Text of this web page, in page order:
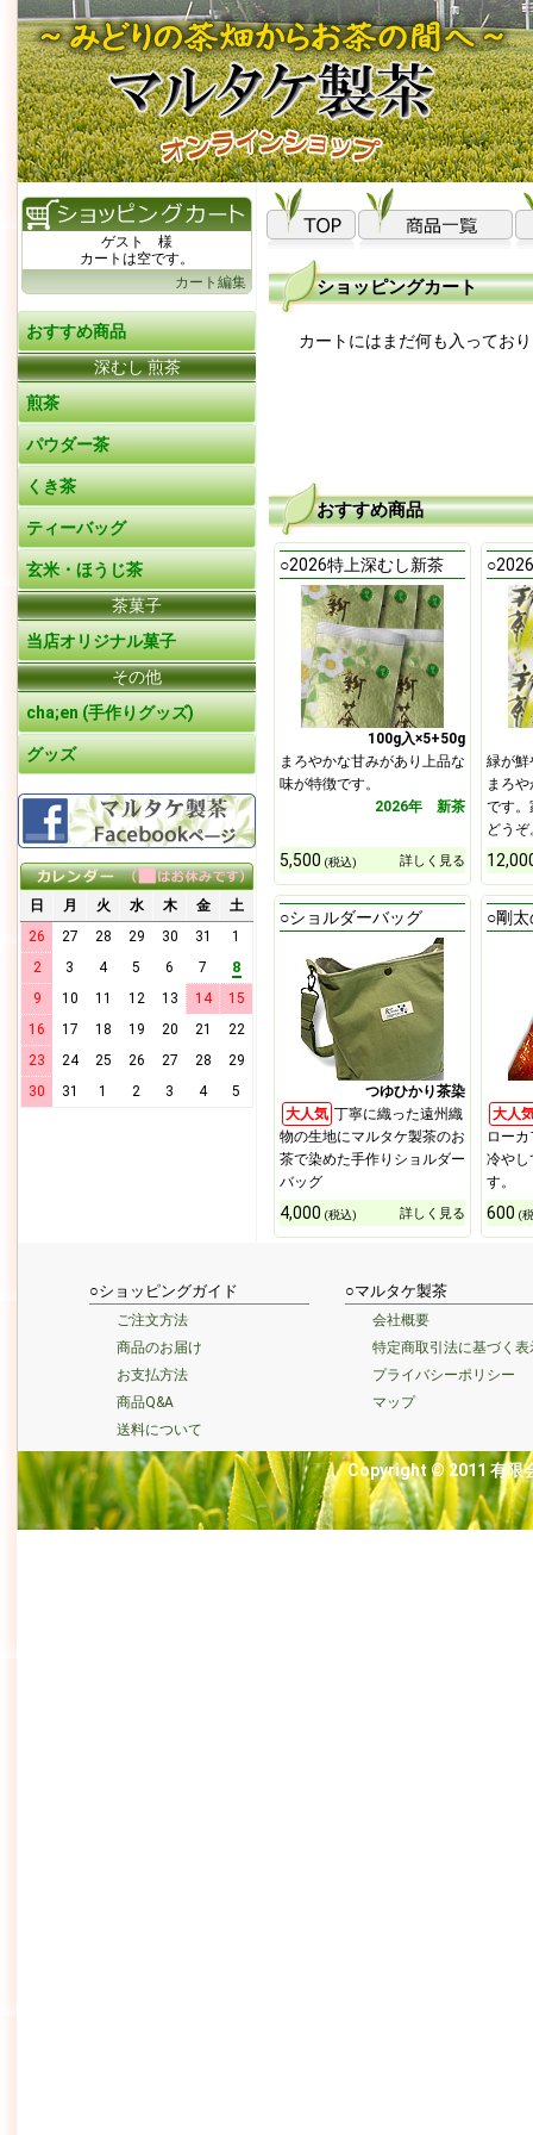
ゲスト 様
カートは空です。
カート編集
おすすめ商品
深むし 煎茶
煎茶
パウダー茶
くき茶
ティーバッグ
玄米・ほうじ茶
茶菓子
当店オリジナル菓子
その他
cha;en (手作りグッズ)
グッズ
日 月 火 水 木 金
土
26
27 28 29 30 31
1
2
3 4 5 6 7 8
9 10 11 12 13 14
15
16
17 18 19 20 21
22
23
24 25 26 27 28
29
30
31 1 2 3 4 5
ショッピングカート
カートにはまだ何も入ってお
おすすめ商品
○2026特上深むし新茶
100g入×5+50g
まろやかな甘みがあり上品な
味が特徴です。
2026年 新茶
詳しく見る
5,500 (税込)
緑が鮮
まろ
です。
どうぞ
○ショルダーバッグ
つゆひかり茶染
大人気 丁寧に織った遠州織
物の生地にマルタケ製茶のお
茶で染めた手作りショルダー
バッグ
詳しく見る
4,000 (税込)
○剛
大人
ロー
冷やし
す。
600 (
○ショッピングガイド
ご注文方法
商品のお届け
お支払方法
商品Q&A
送料について
○マルタケ製茶
会社概要
特定商取引法に基づく表
プライバシーポリシー
マップ
Copyright © 2011 有限